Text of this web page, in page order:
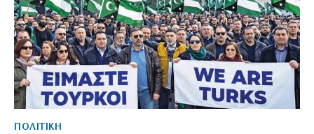
ΠΟΛΙΤΙΚΗ